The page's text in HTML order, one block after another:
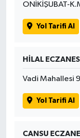
ONİKİŞUBAT-
Yol Tarifi Al
HİLAL
Vadi Mahallesi
Yol Tarifi Al
CANSU